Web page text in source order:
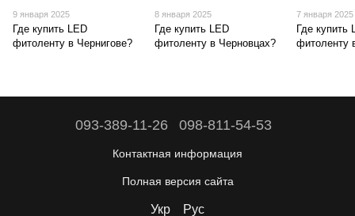
9 января 2025
Где купить LED
фитоленту в Чернигове?
8 января 2025
Где купить LED
фитоленту в Черновцах?
7 января 2025
Где купить
фитоленту
093-389-11-26 098-811-54-53
Контактная информация
Полная версия сайта
Укр Рус